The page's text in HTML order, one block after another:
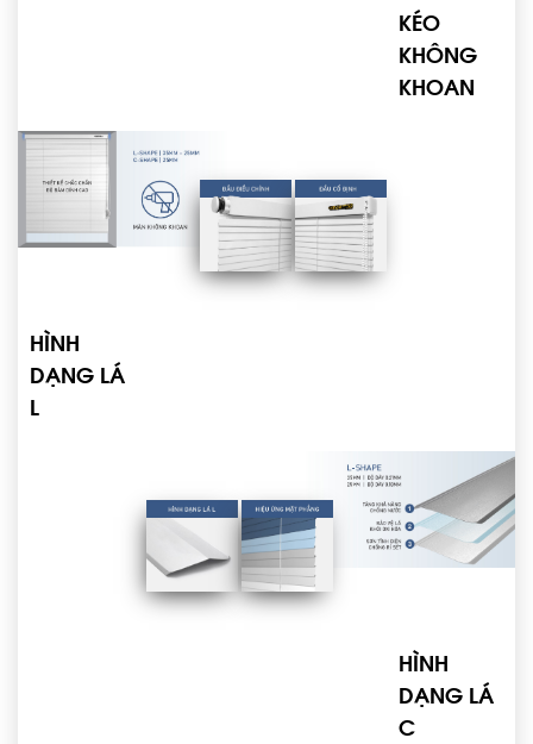
KÉO
KHÔNG
KHOAN
HÌNH
DẠNG LÁ
L
HÌNH
DẠNG LÁ
C